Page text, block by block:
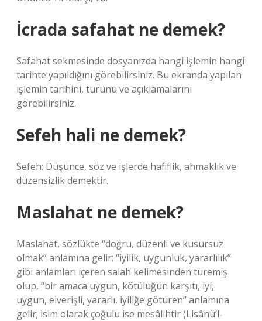
İcrada safahat ne demek?
Safahat sekmesinde dosyanızda hangi işlemin hangi
tarihte yapıldığını görebilirsiniz. Bu ekranda yapılan
işlemin tarihini, türünü ve açıklamalarını
görebilirsiniz.
Sefeh hali ne demek?
Sefeh; Düşünce, söz ve işlerde hafiflik, ahmaklık ve
düzensizlik demektir.
Maslahat ne demek?
Maslahat, sözlükte “doğru, düzenli ve kusursuz
olmak” anlamına gelir; “iyilik, uygunluk, yararlılık”
gibi anlamları içeren salah kelimesinden türemiş
olup, “bir amaca uygun, kötülüğün karşıtı, iyi,
uygun, elverişli, yararlı, iyiliğe götüren” anlamına
gelir; isim olarak çoğulu ise mesâlihtir (Lisânü’l-